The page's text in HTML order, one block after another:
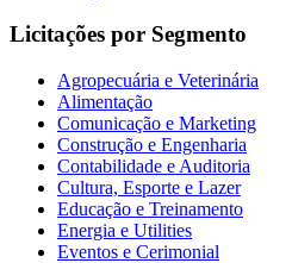
Licitações por Segmento
Agropecuária e Veterinária
Alimentação
Comunicação e Marketing
Construção e Engenharia
Contabilidade e Auditoria
Cultura, Esporte e Lazer
Educação e Treinamento
Energia e Utilities
Eventos e Cerimonial